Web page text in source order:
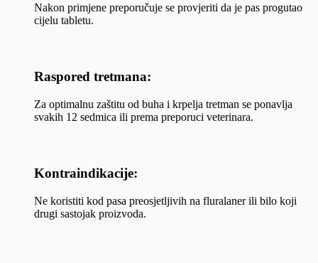
Nakon primjene preporučuje se provjeriti da je pas progutao
cijelu tabletu.
Raspored tretmana:
Za optimalnu zaštitu od buha i krpelja tretman se ponavlja
svakih 12 sedmica ili prema preporuci veterinara.
Kontraindikacije:
Ne koristiti kod pasa preosjetljivih na fluralaner ili bilo koji
drugi sastojak proizvoda.